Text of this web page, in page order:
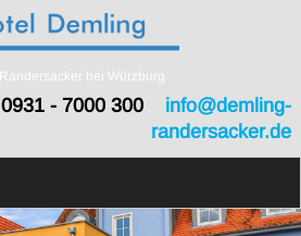
Randersacker bei Würzburg
0931 - 7000 300 info@demling-
randersacker.de